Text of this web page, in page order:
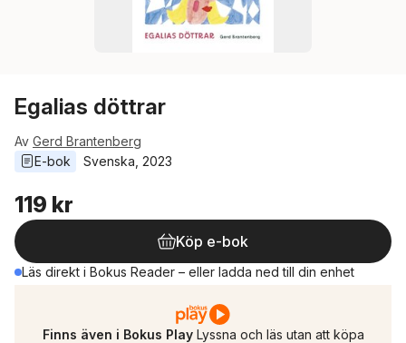
Egalias döttrar
Av Gerd Brantenberg
E-bok
Svenska 2023
119 kr
Köp e-bok
Läs direkt i Bokus Reader – eller ladda ned till din enhet
Finns även i Bokus Play Lyssna och läs utan att köpa